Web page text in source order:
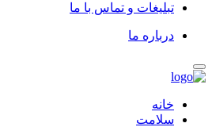
تبلیغات و تماس با ما
درباره ما
خانه
سلامت